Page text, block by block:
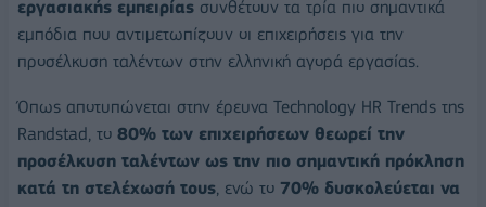
εργασιακής εμπειρίας συνθέτουν τα τρία πιο σημαντικά
εμπόδια που αντιμετωπίζουν οι επιχειρήσεις για την
προσέλκυση ταλέντων στην ελληνική αγορά εργασίας.
Όπως αποτυπώνεται στην έρευνα Technology HR Trends της
Randstad, το 80% των επιχειρήσεων θεωρεί την
προσέλκυση ταλέντων ως την πιο σημαντική πρόκληση
κατά τη στελέχωσή τους, ενώ το 70% δυσκολεύεται να